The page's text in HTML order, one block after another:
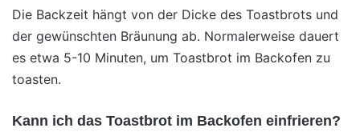
Die Backzeit hängt von der Dicke des Toastbrots und
der gewünschten Bräunung ab. Normalerweise dauert
es etwa 5-10 Minuten, um Toastbrot im Backofen zu
toasten.
Kann ich das Toastbrot im Backofen einfrieren?